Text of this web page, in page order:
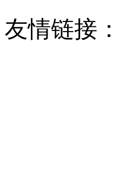
友情链接：